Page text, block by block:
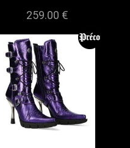
259.00 €